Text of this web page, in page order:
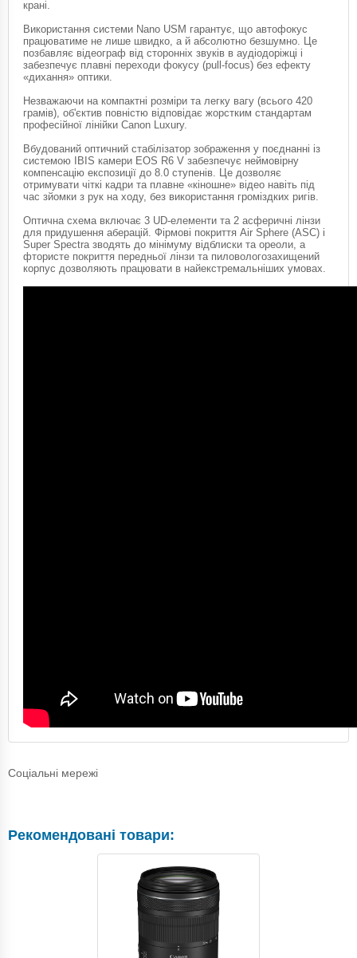
крані.
Використання системи Nano USM гарантує, що автофокус
працюватиме не лише швидко, а й абсолютно безшумно. Це
позбавляє відеограф від сторонніх звуків в аудіодоріжці і
забезпечує плавні переходи фокусу (pull-focus) без ефекту
«дихання» оптики.
Незважаючи на компактні розміри та легку вагу (всього 420
грамів), об'єктив повністю відповідає жорстким стандартам
професійної лінійки Canon Luxury.
Вбудований оптичний стабілізатор зображення у поєднанні із
системою IBIS камери EOS R6 V забезпечує неймовірну
компенсацію експозиції до 8.0 ступенів. Це дозволяє
отримувати чіткі кадри та плавне «кіношне» відео навіть під
час зйомки з рук на ходу, без використання громіздких ригів.
Оптична схема включає 3 UD-елементи та 2 асферичні лінзи
для придушення аберацій. Фірмові покриття Air Sphere (ASC) і
Super Spectra зводять до мінімуму відблиски та ореоли, а
фтористе покриття передньої лінзи та пиловологозахищений
корпус дозволяють працювати в найекстремальніших умовах.
Соціальні мережі
Рекомендовані товари: